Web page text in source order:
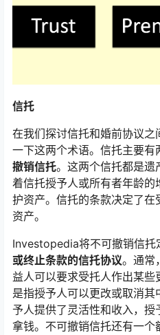
信托
在我们探讨信托和婚前协议
一下这两个术语。信托主要有
撤销信托。这两个信托都是遗
着信托授予人或所有者年龄
护资产。信托的条款决定了
资产。
Investopedia将不可撤销信托
或终止条款的信托协议。通常
益人可以要求受托人作出某
是指授予人可以更改或取消
予人提供了灵活性和收入，
拿钱。不可撤销信托还有一